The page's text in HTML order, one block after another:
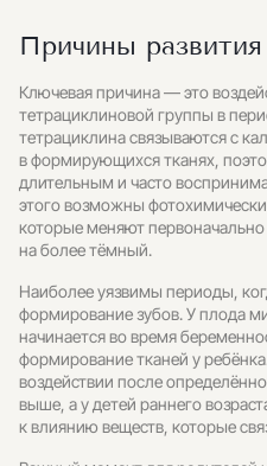
Причины развития
Ключевая причина — это
тетрациклиновой группы в
тетрациклина связываются с
в формирующихся тканях,
длительным и часто
этого возможны
которые меняют
на более тёмный.
Наиболее уязвимы периоды,
формирование зубов. У плода
начинается во время
формирование тканей у
воздействии после
выше, а у детей раннего
к влиянию веществ, которые